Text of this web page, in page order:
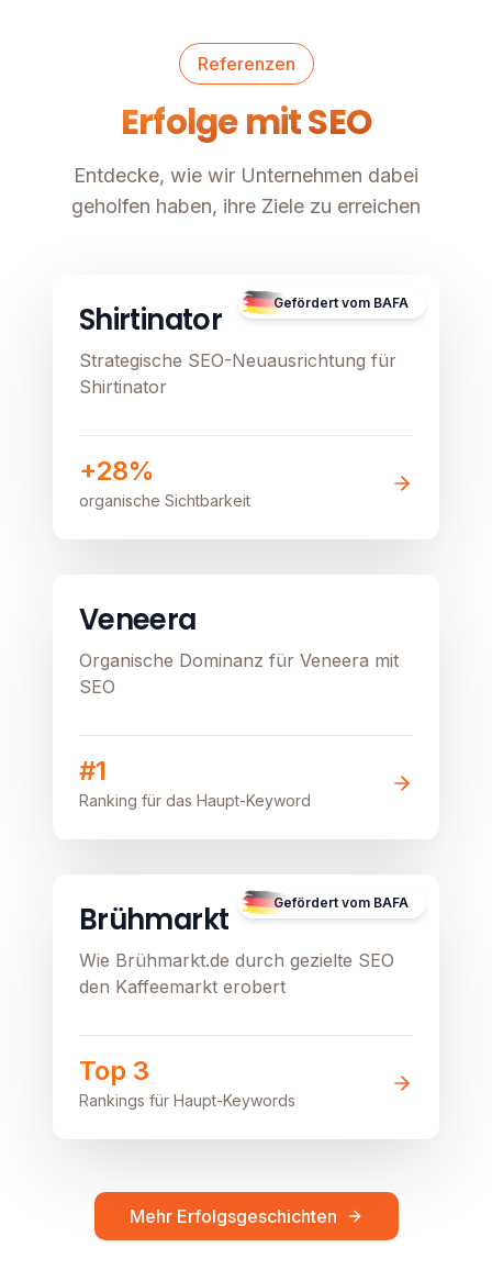
Referenzen
Erfolge mit SEO
Entdecke, wie wir Unternehmen dabei
geholfen haben, ihre Ziele zu erreichen
Gefördert vom BAFA
Shirtinator
Strategische SEO-Neuausrichtung für
Shirtinator
+28%
organische Sichtbarkeit
E-Commerce Healthcare
Veneera
Organische Dominanz für Veneera mit
SEO
#1
Ranking für das Haupt-Keyword
Gefördert vom BAFA
B2C E-Commerce Lokal
Brühmarkt
Wie Brühmarkt.de durch gezielte SEO
den Kaffeemarkt erobert
Top 3
Rankings für Haupt-Keywords
Mehr Erfolgsgeschichten